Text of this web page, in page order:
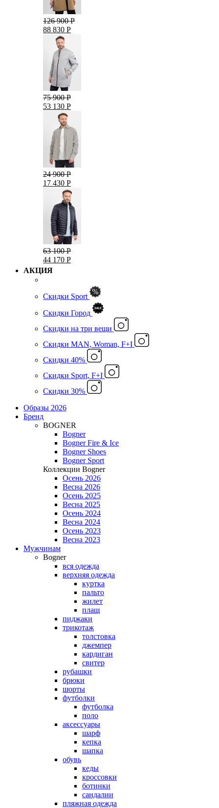
126 900 Р
88 830 Р
75 900 Р
53 130 Р
24 900 Р
17 430 Р
63 100 Р
44 170 Р
АКЦИЯ
Скидки Sport
Скидки Город
Cкидки на три вещи
Скидки MAN, Woman, F+I
Скидки 40%
Скидки Sport, F+I
Скидки 30%
Образы 2026
Бренд
BOGNER
Bogner
Bogner Fire & Ice
Bogner Shoes
Bogner Sport
Коллекции Bogner
Осень 2026
Весна 2026
Осень 2025
Весна 2025
Осень 2024
Весна 2024
Осень 2023
Весна 2023
Мужчинам
Bogner
вся одежда
верхняя одежда
куртка
пальто
жилет
плащ
пиджаки
трикотаж
толстовка
джемпер
кардиган
свитер
рубашки
брюки
шорты
футболки
футболка
поло
аксессуары
шарф
кепка
шапка
обувь
кеды
кроссовки
ботинки
сандалии
пляжная одежда